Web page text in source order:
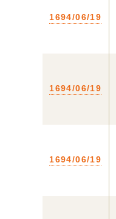
1694/06/19
1694/06/19
1694/06/19